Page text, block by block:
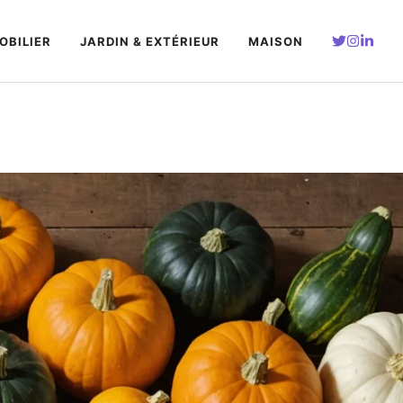
JARDIN & EXTÉRIEUR MAISON